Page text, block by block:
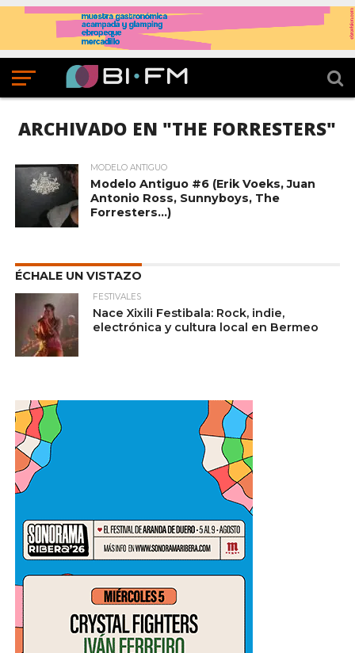
ARCHIVADO EN "THE FORRESTERS"
MODELO ANTIGUO
Modelo Antiguo #6 (Erik Voeks, Juan
Antonio Ross, Sunnyboys, The
Forresters…)
ÉCHALE UN VISTAZO
FESTIVALES
Nace Xixili Festibala: Rock, indie,
electrónica y cultura local en Bermeo